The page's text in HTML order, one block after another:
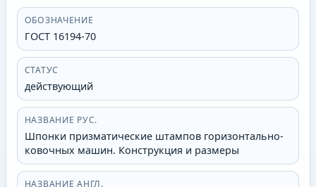
ОБОЗНАЧЕНИЕ
ГОСТ 16194-70
СТАТУС
действующий
НАЗВАНИЕ РУС.
Шпонки призматические штампов горизонтально-
ковочных машин. Конструкция и размеры
НАЗВАНИЕ АНГЛ.